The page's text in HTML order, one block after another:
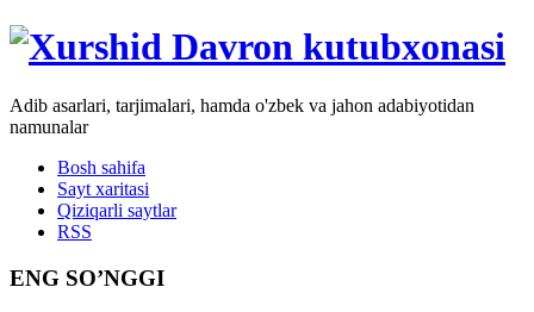
Adib asarlari, tarjimalari, hamda o'zbek va jahon adabiyotidan
namunalar
Bosh sahifa
Sayt xaritasi
Qiziqarli saytlar
RSS
ENG SO’NGGI